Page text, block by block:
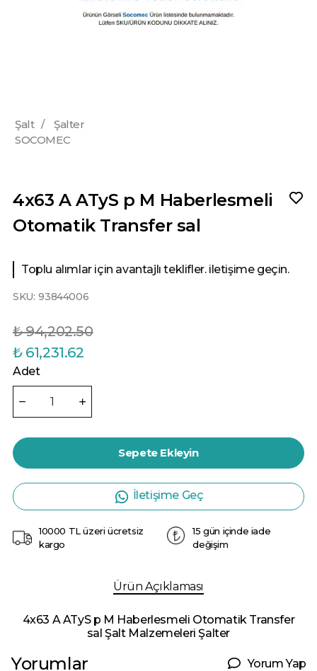
Şalt /
Şalter
SOCOMEC
4x63 A ATyS p M Haberlesmeli
Otomatik Transfer sal
Toplu alımlar için avantajlı teklifler. iletişime geçin.
SKU: 93844006
₺ 94,202.50
₺ 61,231.62
Adet
Sepete Ekleyin
İletişime Geç
10000 TL üzeri ücretsiz
kargo
15 gün içinde iade
değişim
Ürün Açıklaması
4x63 A ATyS p M Haberlesmeli Otomatik Transfer
sal Şalt Malzemeleri Şalter
Yorumlar Yorum Yap